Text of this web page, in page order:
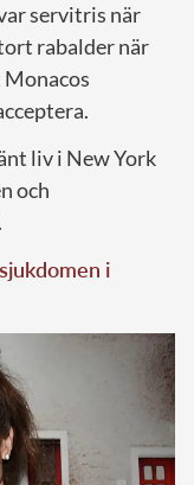
servitris när
rabalder när
liv i New York
och
i